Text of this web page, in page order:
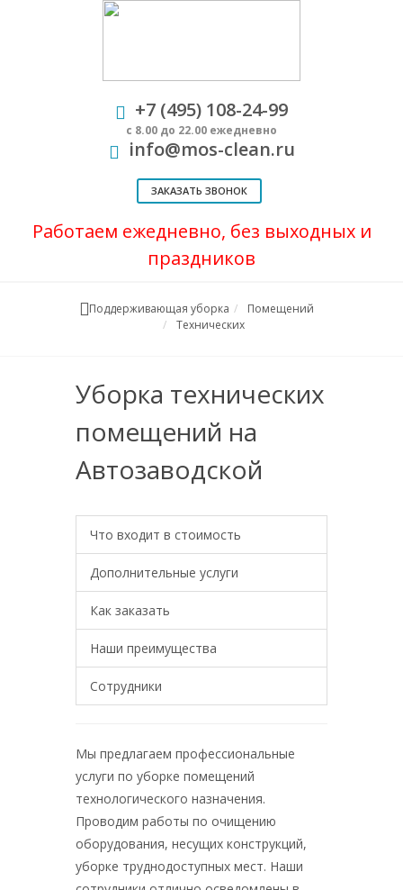
+7 (495) 108-24-99
с 8.00 до 22.00 ежедневно
info@mos-clean.ru
ЗАКАЗАТЬ ЗВОНОК
Работаем ежедневно, без выходных и
праздников
Поддерживающая уборка
Помещений
Технических
Уборка технических
помещений на
Автозаводской
Что входит в стоимость
Дополнительные услуги
Как заказать
Наши преимущества
Сотрудники
Мы предлагаем профессиональные
услуги по уборке помещений
технологического назначения.
Проводим работы по очищению
оборудования, несущих конструкций,
уборке труднодоступных мест. Наши